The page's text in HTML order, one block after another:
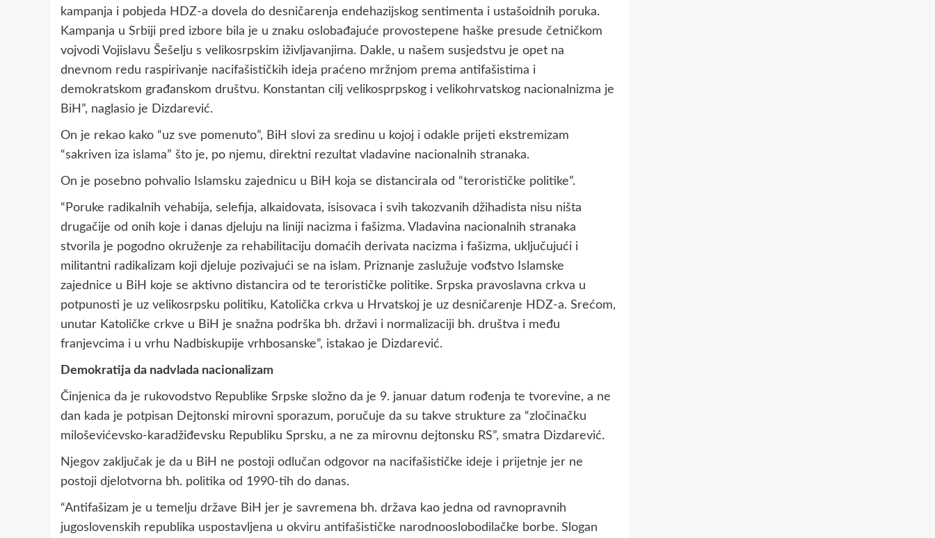
kampanja i pobjeda HDZ-a dovela do desničarenja endehazijskog sentimenta i ustašoidnih poruka.
Kampanja u Srbiji pred izbore bila je u znaku oslobađajuće provostepene haške presude četničkom
vojvodi Vojislavu Šešelju s velikosrpskim iživljavanjima. Dakle, u našem susjedstvu je opet na
dnevnom redu raspirivanje nacifašističkih ideja praćeno mržnjom prema antifašistima i
demokratskom građanskom društvu. Konstantan cilj velikosprpskog i velikohrvatskog nacionalnizma je
BiH”, naglasio je Dizdarević.
On je rekao kako “uz sve pomenuto”, BiH slovi za sredinu u kojoj i odakle prijeti ekstremizam
“sakriven iza islama” što je, po njemu, direktni rezultat vladavine nacionalnih stranaka.
On je posebno pohvalio Islamsku zajednicu u BiH koja se distancirala od “terorističke politike”.
“Poruke radikalnih vehabija, selefija, alkaidovata, isisovaca i svih takozvanih džihadista nisu ništa
drugačije od onih koje i danas djeluju na liniji nacizma i fašizma. Vladavina nacionalnih stranaka
stvorila je pogodno okruženje za rehabilitaciju domaćih derivata nacizma i fašizma, uključujući i
militantni radikalizam koji djeluje pozivajući se na islam. Priznanje zaslužuje vođstvo Islamske
zajednice u BiH koje se aktivno distancira od te terorističke politike. Srpska pravoslavna crkva u
potpunosti je uz velikosrpsku politiku, Katolička crkva u Hrvatskoj je uz desničarenje HDZ-a. Srećom,
unutar Katoličke crkve u BiH je snažna podrška bh. državi i normalizaciji bh. društva i među
franjevcima i u vrhu Nadbiskupije vrhbosanske”, istakao je Dizdarević.
Demokratija da nadvlada nacionalizam
Činjenica da je rukovodstvo Republike Srpske složno da je 9. januar datum rođenja te tvorevine, a ne
dan kada je potpisan Dejtonski mirovni sporazum, poručuje da su takve strukture za “zločinačku
miloševićevsko-karadžiđevsku Republiku Sprsku, a ne za mirovnu dejtonsku RS”, smatra Dizdarević.
Njegov zaključak je da u BiH ne postoji odlučan odgovor na nacifašističke ideje i prijetnje jer ne
postoji djelotvorna bh. politika od 1990-tih do danas.
“Antifašizam je u temelju države BiH jer je savremena bh. država kao jedna od ravnopravnih
jugoslovenskih republika uspostavljena u okviru antifašističke narodnooslobodilačke borbe. Slogan